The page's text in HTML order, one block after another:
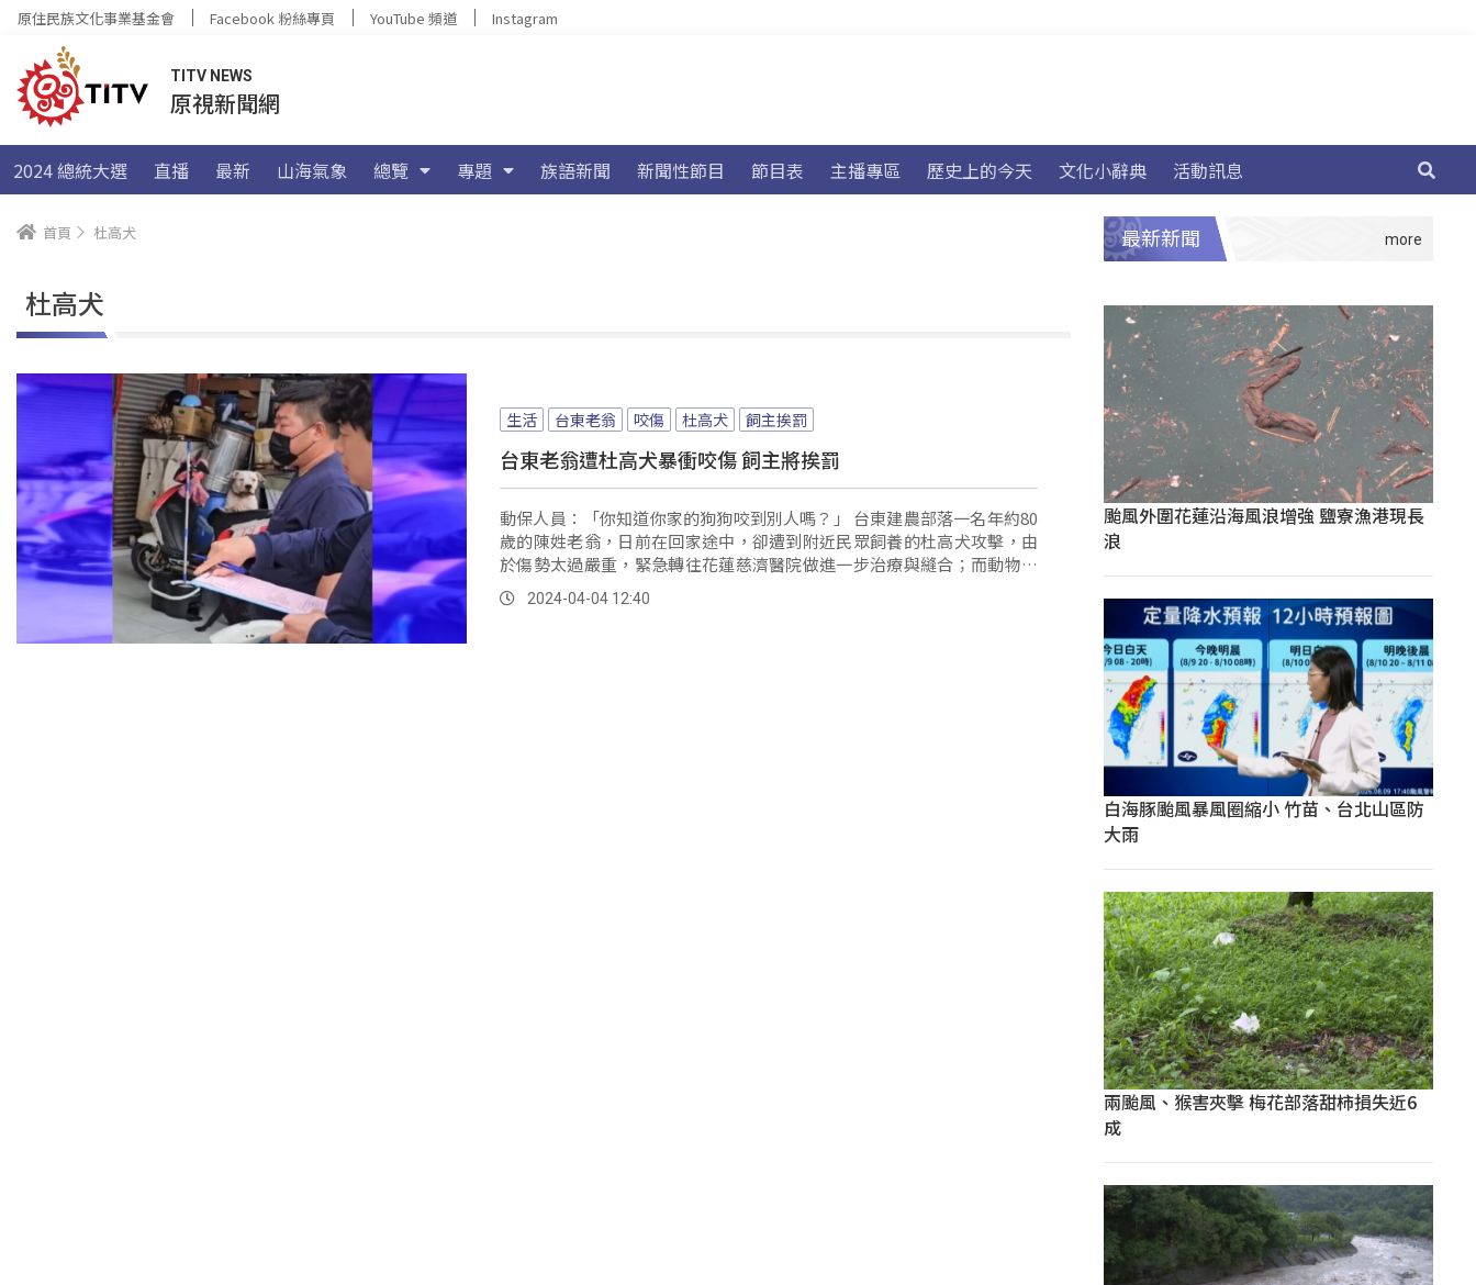
原住民族文化事業基金會 Facebook 粉絲專頁 YouTube 頻道 Instagram
TITV NEWS
原視新聞網
2024 總統大選 直播 最新 山海氣象 總覽 專題 族語新聞 新聞性節目 節目表 主播專區 歷史上的今天 文化小辭典 活動訊息
首頁 杜高犬
杜高犬
生活 台東老翁 咬傷 杜高犬 飼主挨罰
台東老翁遭杜高犬暴衝咬傷 飼主將挨罰
動保人員：「你知道你家的狗狗咬到別人嗎？」 台東建農部落一名年約80
歲的陳姓老翁，日前在回家途中，卻遭到附近民眾飼養的杜高犬攻擊，由
於傷勢太過嚴重，緊急轉往花蓮慈濟醫院做進一步治療與縫合；而動物防
疫所也立即派員，將咬人的杜高犬進行安置管理。
2024-04-04 12:40
最新新聞
颱風外圍花蓮沿海風浪增強 鹽寮漁港現長
浪
白海豚颱風暴風圈縮小 竹苗、台北山區防
大雨
兩颱風、猴害夾擊 梅花部落甜柿損失近6
成